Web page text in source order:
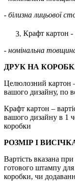
- білизна лицьової
Крафт картон -
- номінальна
ДРУК НА
Целюлозний картон
вашого дизайну, по
Крафт картон –
вашого дизайну в 1
коробки
РОЗМІР І
Вартість вказана
готового штампу для
коробки, чи